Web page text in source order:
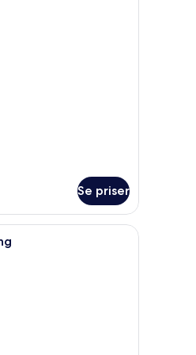
Se priser
rum - 1 queensize-säng |